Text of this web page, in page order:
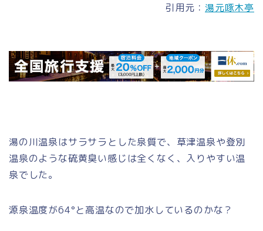
引用元： 湯元啄木亭
湯の川温泉はサラサラとした泉質で、草津温泉や登別
温泉のような硫黄臭い感じは全くなく、入りやすい温
泉でした。
源泉温度が64°と高温なので加水しているのかな？